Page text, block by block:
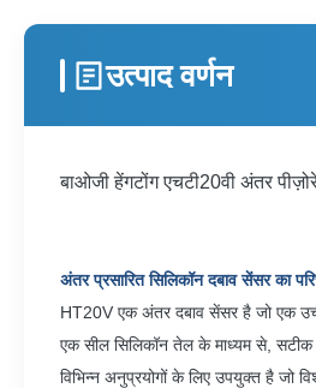
उत्पाद वर्णन
बाओजी हेंगटोंग एचटी20वी अंतर
अंतर प्रसारित सिलिकॉन दबाव सेंसर का
HT20V एक अंतर दबाव सेंसर है जो एक
एक सील सिलिकॉन तेल के माध्यम से, सटीक
विभिन्न अनुप्रयोगों के लिए उपयुक्त है जो